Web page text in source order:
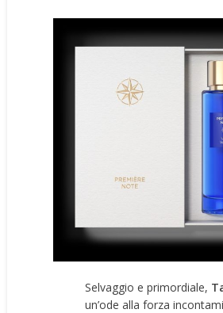
Selvaggio e primordiale,
un’ode alla forza